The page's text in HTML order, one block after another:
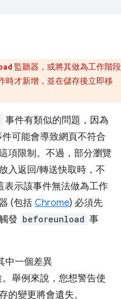
監聽器，或將其做為工作階段
時才新增，並在儲存後立即移
事件有類似的問題，因為
件可能會導致網頁不符合
項限制。不過，部分瀏覽
入返回/轉送快取時，不
表示該事件無法做為工作
(包括 Chrome) 必須先
發 beforeunload 事
中一個差異
舉例來說，您想警告使
的變更將會遺失。